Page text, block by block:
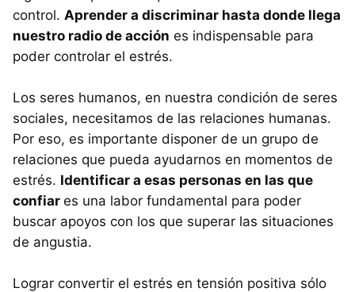
control. Aprender a discriminar hasta donde llega
nuestro radio de acción es indispensable para
poder controlar el estrés.
Los seres humanos, en nuestra condición de seres
sociales, necesitamos de las relaciones humanas.
Por eso, es importante disponer de un grupo de
relaciones que pueda ayudarnos en momentos de
estrés. Identificar a esas personas en las que
confiar es una labor fundamental para poder
buscar apoyos con los que superar las situaciones
de angustia.
Lograr convertir el estrés en tensión positiva sólo